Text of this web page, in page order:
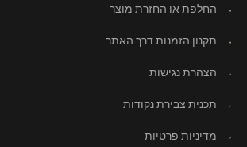
החלפת או החזרת מוצר
תקנון הזמנות דרך האתר
הצהרת נגישות
תכנית צבירת נקודות
מדיניות פרטיות